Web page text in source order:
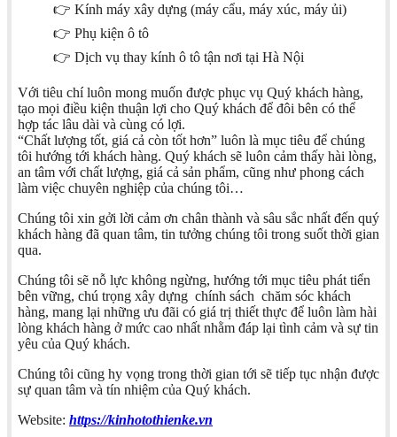
👉 Kính máy xây dựng (máy cẩu, máy xúc, máy ủi)
👉 Phụ kiện ô tô
👉 Dịch vụ thay kính ô tô tận nơi tại Hà Nội
Với tiêu chí luôn mong muốn được phục vụ Quý khách hàng,
tạo mọi điều kiện thuận lợi cho Quý khách để đôi bên có thể
hợp tác lâu dài và cùng có lợi.
“Chất lượng tốt, giá cả còn tốt hơn” luôn là mục tiêu để chúng
tôi hướng tới khách hàng. Quý khách sẽ luôn cảm thấy hài lòng,
an tâm với chất lượng, giá cả sản phẩm, cũng như phong cách
làm việc chuyên nghiệp của chúng tôi…
Chúng tôi xin gởi lời cảm ơn chân thành và sâu sắc nhất đến quý
khách hàng đã quan tâm, tin tưởng chúng tôi trong suốt thời gian
qua.
Chúng tôi sẽ nỗ lực không ngừng, hướng tới mục tiêu phát tiển
bên vững, chú trọng xây dựng chính sách chăm sóc khách
hàng, mang lại những ưu đãi có giá trị thiết thực để luôn làm hài
lòng khách hàng ở mức cao nhất nhằm đáp lại tình cảm và sự tin
yêu của Quý khách.
Chúng tôi cũng hy vọng trong thời gian tới sẽ tiếp tục nhận được
sự quan tâm và tín nhiệm của Quý khách.
Website: https://kinhotothienke.vn